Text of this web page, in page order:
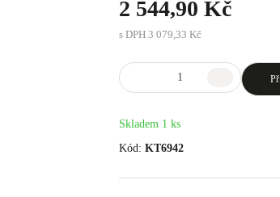
2 544,90 Kč
s DPH 3 079,33 Kč
Skladem 1 ks
Kód: KT6942